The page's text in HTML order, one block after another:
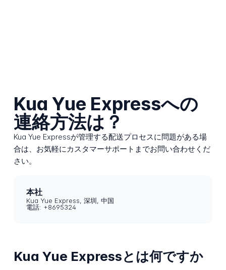
Kua Yue Expressへの
連絡方法は？
Kua Yue Expressが管理する配送プロセスに問題がある場
合は、お気軽にカスタマーサポートまでお問い合わせくだ
さい。
本社
Kua Yue Express, 深圳, 中国
電話: +8695324
Kua Yue Expressとは何ですか